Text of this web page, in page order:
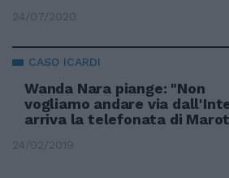
24/07/2020
CASO ICARDI
Wanda Nara piange: "Non
vogliamo andare via
arriva la telefonata di
24/02/2019